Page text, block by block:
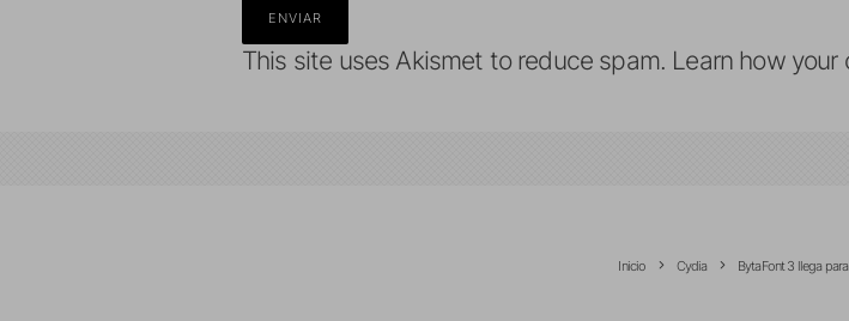
This site uses Akismet to reduce spam. Learn how
Inicio Cydia BytaFont 3 llega